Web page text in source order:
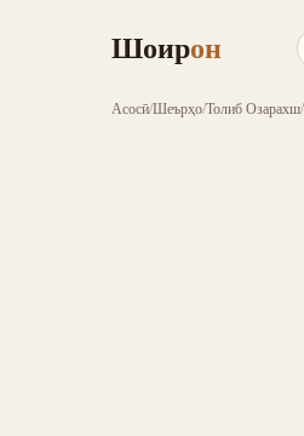
Шоирон
Асосӣ/Шеърҳо/Толиб Озарахш/